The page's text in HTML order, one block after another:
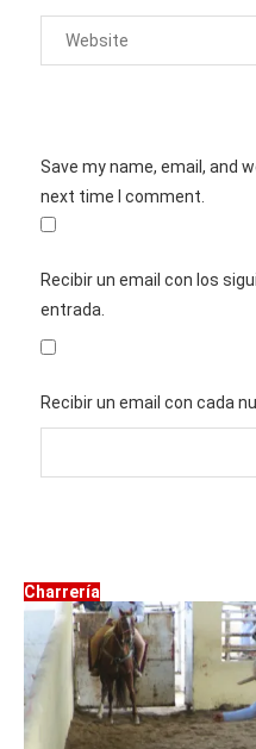
Save my name, email, and
next time I comment.
Recibir un email con los
entrada.
Recibir un email con cada
Charrería